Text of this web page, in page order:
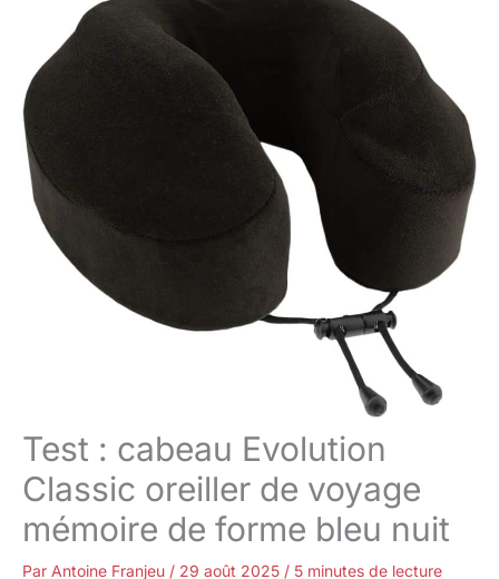
Test : cabeau Evolution
Classic oreiller de voyage
mémoire de forme bleu nuit
Par Antoine Franjeu / 29 août 2025 / 5 minutes de lecture